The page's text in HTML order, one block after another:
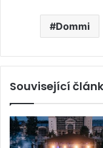
Dommi
Související